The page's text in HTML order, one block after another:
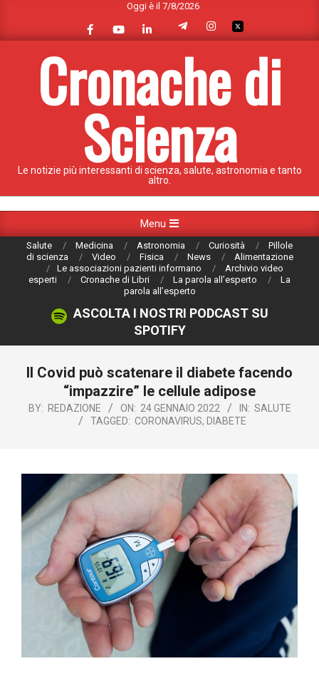
content
Oggi è il 7/8/2026
Cronache di
Scienza
Le notizie più interessanti di scienza, salute, astronomia e tanto
altro.
Navigation
Menu
Salute Medicina Astronomia Curiosità
Pillole
di scienza
Video Fisica News
Alimentazione
Le associazioni pazienti informano
Archivio video
esperti
Cronache di Libri La parola all’esperto
La
parola all’esperto
ASCOLTA I NOSTRI PODCAST SU
SPOTIFY
‎Il Covid può scatenare il diabete facendo
“impazzire” le cellule adipose‎
BY: REDAZIONE ON: 24 GENNAIO 2022 IN: SALUTE
TAGGED: CORONAVIRUS, DIABETE